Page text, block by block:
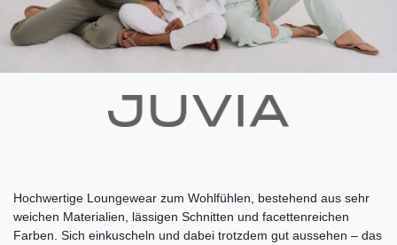
Hochwertige Loungewear zum Wohlfühlen, bestehend aus sehr
weichen Materialien, lässigen Schnitten und facettenreichen
Farben. Sich einkuscheln und dabei trotzdem gut aussehen – das